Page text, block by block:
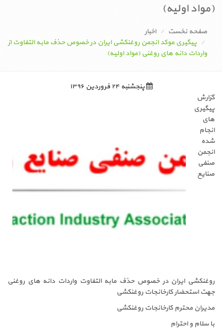
(مواد اولیه)
صفحه نخست
اخبار
پیگیری موکد انجمن روغنکشی ایران در خصوص حذف مابه التفاوت از
واردات دانه های روغنی (مواد اولیه)
پنجشنبه ۲۴ فروردین ۱۳۹۶
گزارش
پیگیری
های
انجام
شده
انجمن
صنفی
صنایع
روغنکشی ایران در خصوص حذف مابه التفاوت واردات دانه های روغنی
جهت استحضار کارخانجات روغنکشی
مدیران محترم کارخانجات روغنکشی
با سلام و احترام